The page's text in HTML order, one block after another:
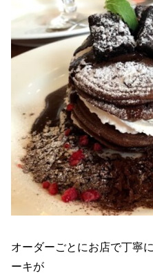
オーダーごとにお店で丁寧
ーキが